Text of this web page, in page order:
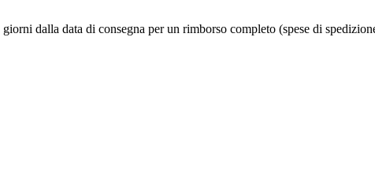
dalla data di consegna per un rimborso completo (spese di